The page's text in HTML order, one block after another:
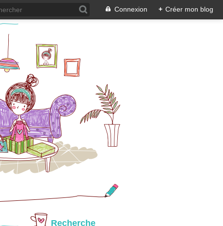
Connexion + Créer mon blog
Recherche